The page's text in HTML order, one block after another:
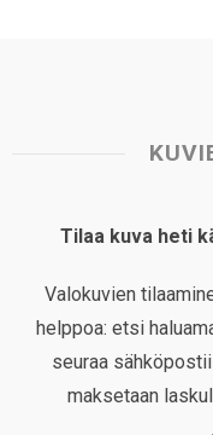
Tilaa kuva heti
Valokuvien
helppoa: etsi
seuraa
maksetaan